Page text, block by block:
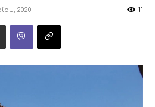
2020 11